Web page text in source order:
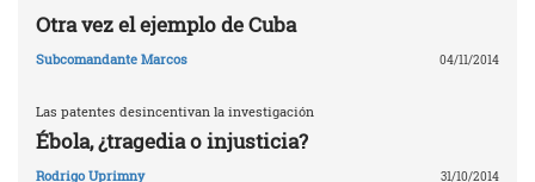
Otra vez el ejemplo de Cuba
Subcomandante Marcos 04/11/2014
Las patentes desincentivan la investigación
Ébola, ¿tragedia o injusticia?
Rodrigo Uprimny 31/10/2014